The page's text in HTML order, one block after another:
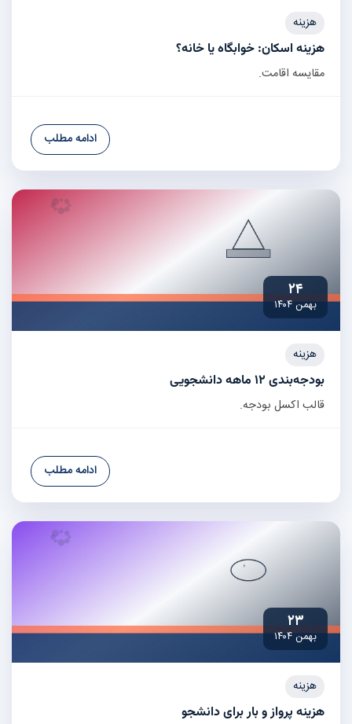
هزینه
هزینه اسکان: خوابگاه یا خانه؟
مقایسه اقامت.
ادامه مطلب
۲۴
بهمن ۱۴۰۴
هزینه
بودجه‌بندی ۱۲ ماهه دانشجویی
قالب اکسل بودجه.
ادامه مطلب
۲۳
بهمن ۱۴۰۴
هزینه
هزینه پرواز و بار برای دانشجو